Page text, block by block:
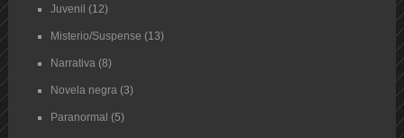
Juvenil (12)
Misterio/Suspense (13)
Narrativa (8)
Novela negra (3)
Paranormal (5)